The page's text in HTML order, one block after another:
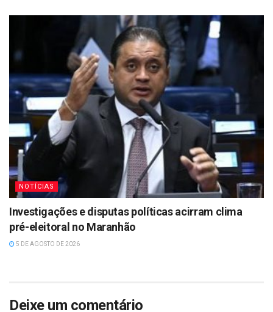
NOTÍCIAS
Investigações e disputas políticas acirram clima
pré-eleitoral no Maranhão
5 DE AGOSTO DE 2026
Deixe um comentário